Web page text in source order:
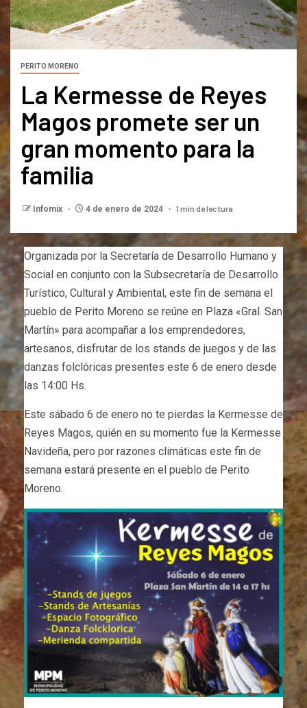
PERITO MORENO
La Kermesse de Reyes
Magos promete ser un
gran momento para la
familia
Infomix 4 de enero de 2024 1 min de lectura
Organizada por la Secretaría de Desarrollo Humano y
Social en conjunto con la Subsecretaría de Desarrollo
Turístico, Cultural y Ambiental, este fin de semana el
pueblo de Perito Moreno se reúne en Plaza «Gral. San
Martín» para acompañar a los emprendedores,
artesanos, disfrutar de los stands de juegos y de las
danzas folclóricas presentes este 6 de enero desde
las 14:00 Hs.
Este sábado 6 de enero no te pierdas la Kermesse de
Reyes Magos, quién en su momento fue la Kermesse
Navideña, pero por razones climáticas este fin de
semana estará presente en el pueblo de Perito
Moreno.